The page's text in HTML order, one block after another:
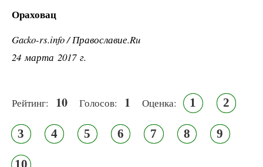
Ораховац
Gacko-rs.info / Православие.Ru
24 марта 2017 г.
Рейтинг: 10 Голосов: 1 Оценка: 1 2
3 4 5 6 7 8 9
10